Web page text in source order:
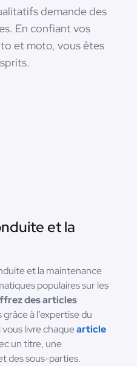
demande des
En confiant vos
et moto, vous êtes
et la
et la maintenance
populaires sur les
des articles
à l’expertise du
livre chaquearticle
un titre, une
des sous-parties.